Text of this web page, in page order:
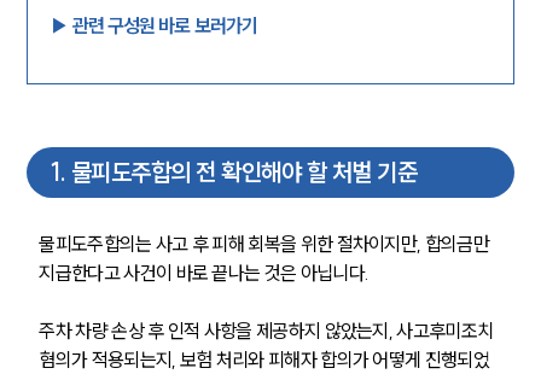
▶︎ 관련 구성원 바로 보러가기
1. 물피도주합의 전 확인해야 할 처벌 기준
물피도주합의는 사고 후 피해 회복을 위한 절차이지만, 합의금만
지급한다고 사건이 바로 끝나는 것은 아닙니다.
주차 차량 손상 후 인적 사항을 제공하지 않았는지, 사고후미조치
혐의가 적용되는지, 보험 처리와 피해자 합의가 어떻게 진행되었